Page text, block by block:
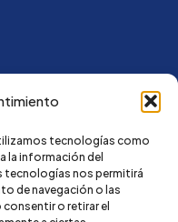
tecnologías como
la información del
nos permitirá
de navegación o las
o retirar el
con nosotros